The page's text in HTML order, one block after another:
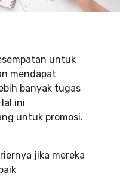
untuk
mendapat
banyak tugas
ini
untuk promosi.
jika mereka